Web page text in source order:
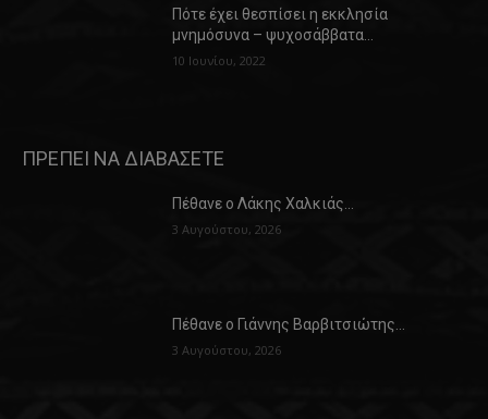
Πότε έχει θεσπίσει η εκκλησία
μνημόσυνα – ψυχοσάββατα…
10 Ιουνίου, 2022
ΠΡΕΠΕΙ ΝΑ ΔΙΑΒΑΣΕΤΕ
Πέθανε ο Λάκης Χαλκιάς…
3 Αυγούστου, 2026
Πέθανε ο Γιάννης Βαρβιτσιώτης…
3 Αυγούστου, 2026